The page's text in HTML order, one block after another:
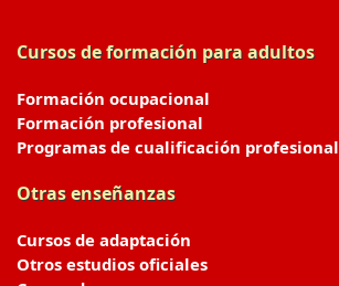
Cursos de formación para adultos
Formación ocupacional
Formación profesional
Programas de cualificación profesional
Otras enseñanzas
Cursos de adaptación
Otros estudios oficiales